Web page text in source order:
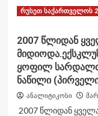
Read MoreRead
სამხედრო
ძალების
რეზერვის
და
მართვის
კონცეფციის
რუსეთ საქართველოს
2007 წლიდან
ყოფილ
ნაწილი
ანალიტიკოსი
2007 წლიდან